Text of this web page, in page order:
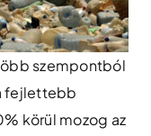
szempontból
fejlettebb
körül mozog az